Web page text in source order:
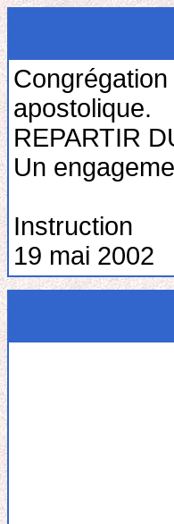
apostolique.
REPARTIR
Un
Instruction
19 mai 2002